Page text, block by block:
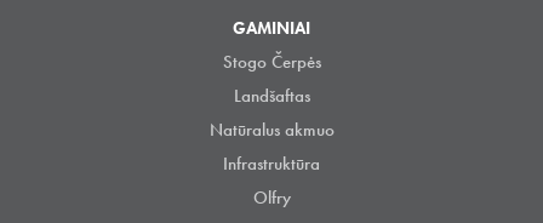
GAMINIAI
Stogo Čerpės
Landšaftas
Natūralus akmuo
Infrastruktūra
Olfry